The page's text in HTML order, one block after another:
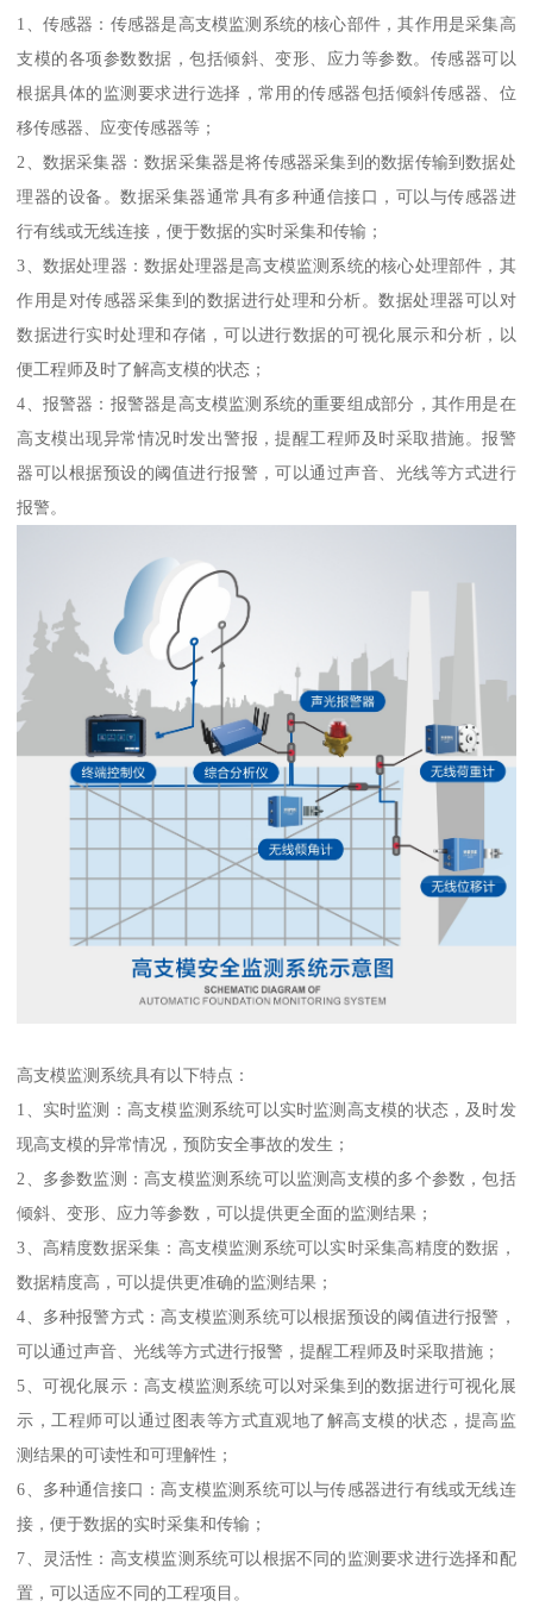
1、传感器：传感器是高支模监测系统的核心部件，其作用是采集高
支模的各项参数数据，包括倾斜、变形、应力等参数。传感器可以
根据具体的监测要求进行选择，常用的传感器包括倾斜传感器、位
移传感器、应变传感器等；
2、数据采集器：数据采集器是将传感器采集到的数据传输到数据处
理器的设备。数据采集器通常具有多种通信接口，可以与传感器进
行有线或无线连接，便于数据的实时采集和传输；
3、数据处理器：数据处理器是高支模监测系统的核心处理部件，其
作用是对传感器采集到的数据进行处理和分析。数据处理器可以对
数据进行实时处理和存储，可以进行数据的可视化展示和分析，以
便工程师及时了解高支模的状态；
4、报警器：报警器是高支模监测系统的重要组成部分，其作用是在
高支模出现异常情况时发出警报，提醒工程师及时采取措施。报警
器可以根据预设的阈值进行报警，可以通过声音、光线等方式进行
报警。
高支模监测系统具有以下特点：
1、实时监测：高支模监测系统可以实时监测高支模的状态，及时发
现高支模的异常情况，预防安全事故的发生；
2、多参数监测：高支模监测系统可以监测高支模的多个参数，包括
倾斜、变形、应力等参数，可以提供更全面的监测结果；
3、高精度数据采集：高支模监测系统可以实时采集高精度的数据，
数据精度高，可以提供更准确的监测结果；
4、多种报警方式：高支模监测系统可以根据预设的阈值进行报警，
可以通过声音、光线等方式进行报警，提醒工程师及时采取措施；
5、可视化展示：高支模监测系统可以对采集到的数据进行可视化展
示，工程师可以通过图表等方式直观地了解高支模的状态，提高监
测结果的可读性和可理解性；
6、多种通信接口：高支模监测系统可以与传感器进行有线或无线连
接，便于数据的实时采集和传输；
7、灵活性：高支模监测系统可以根据不同的监测要求进行选择和配
置，可以适应不同的工程项目。